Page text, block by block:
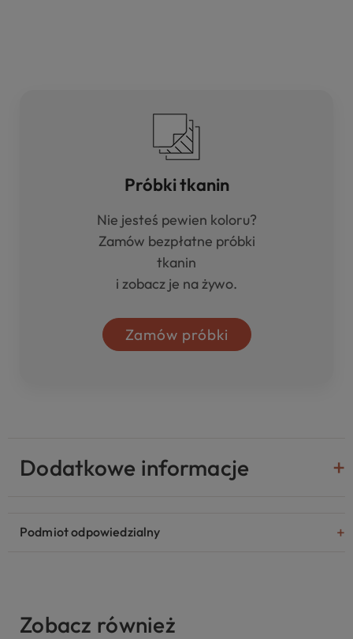
Próbki tkanin
Nie jesteś pewien koloru?
Zamów bezpłatne próbki
tkanin
i zobacz je na żywo.
Zamów próbki
Dodatkowe informacje
Podmiot odpowiedzialny
Zobacz również